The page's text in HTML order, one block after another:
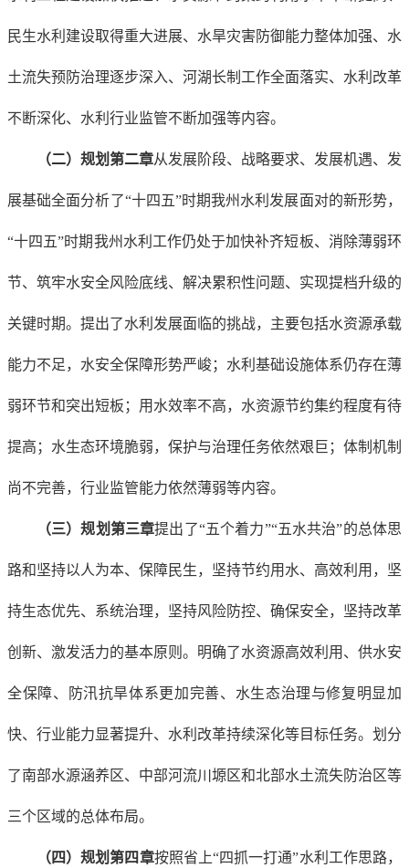
民生水利建设取得重大进展、水旱灾害防御能力整体加强、水
土流失预防治理逐步深入、河湖长制工作全面落实、水利改革
不断深化、水利行业监管不断加强等内容。
（二）规划第二章从发展阶段、战略要求、发展机遇、发
展基础全面分析了“十四五”时期我州水利发展面对的新形势，
“十四五”时期我州水利工作仍处于加快补齐短板、消除薄弱环
节、筑牢水安全风险底线、解决累积性问题、实现提档升级的
关键时期。提出了水利发展面临的挑战，主要包括水资源承载
能力不足，水安全保障形势严峻；水利基础设施体系仍存在薄
弱环节和突出短板；用水效率不高，水资源节约集约程度有待
提高；水生态环境脆弱，保护与治理任务依然艰巨；体制机制
尚不完善，行业监管能力依然薄弱等内容。
（三）规划第三章提出了“五个着力”“五水共治”的总体思
路和坚持以人为本、保障民生，坚持节约用水、高效利用，坚
持生态优先、系统治理，坚持风险防控、确保安全，坚持改革
创新、激发活力的基本原则。明确了水资源高效利用、供水安
全保障、防汛抗旱体系更加完善、水生态治理与修复明显加
快、行业能力显著提升、水利改革持续深化等目标任务。划分
了南部水源涵养区、中部河流川塬区和北部水土流失防治区等
三个区域的总体布局。
（四）规划第四章按照省上“四抓一打通”水利工作思路，